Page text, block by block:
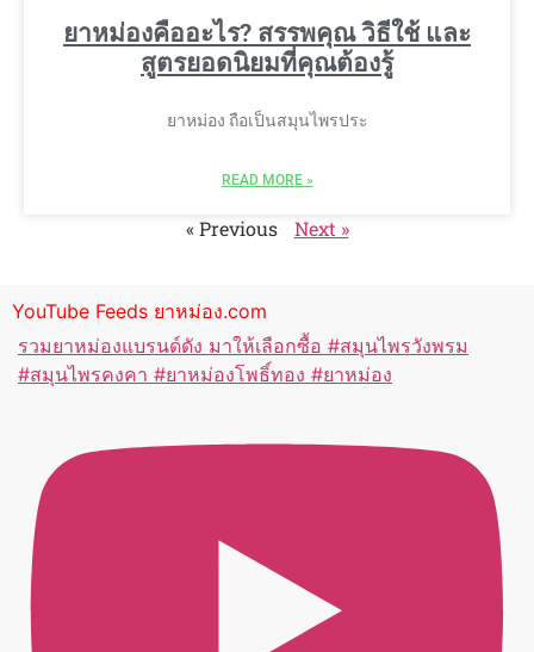
ยาหม่องคืออะไร? สรรพคุณ วิธีใช้ และ
สูตรยอดนิยมที่คุณต้องรู้
ยาหม่อง ถือเป็นสมุนไพรประ
READ MORE »
« Previous Next »
YouTube Feeds ยาหม่อง.com
รวมยาหม่องแบรนด์ดัง มาให้เลือกซื้อ #สมุนไพรวังพรม
#สมุนไพรคงคา #ยาหม่องโพธิ์ทอง #ยาหม่อง